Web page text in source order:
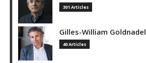
301 Articles
Gilles-William Goldnadel
40 Articles